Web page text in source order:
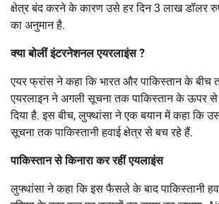
क्षेत्र बंद करने के कारण उसे हर दिन 3 लाख डॉलर
का अनुमान है.
क्या बोलीं इंटरनेशनल एयरलाइंस ?
एयर फ्रांस ने कहा कि भारत और पाकिस्तान के बीच
एयरलाइन ने अगली सूचना तक पाकिस्तान के ऊपर से
दिया है. इस बीच, लुफ्थांसा ने एक बयान में कहा कि
सूचना तक पाकिस्तानी हवाई क्षेत्र से बच रहे हैं.
पाकिस्तान से किनारा कर रहीं एयलाइंस
लुफ्थांसा ने कहा कि इस फैसले के बाद पाकिस्तानी